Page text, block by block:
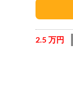
2.5 万円